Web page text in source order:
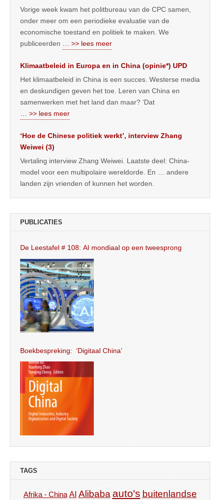
Vorige week kwam het politbureau van de CPC samen,
onder meer om een periodieke evaluatie van de
economische toestand en politiek te maken. We
publiceerden … >> lees meer
Klimaatbeleid in Europa en in China (opinie*) UPD
Het klimaatbeleid in China is een succes. Westerse media
en deskundigen geven het toe. Leren van China en
samenwerken met het land dan maar? ‘Dat
… >> lees meer
‘Hoe de Chinese politiek werkt’, interview Zhang
Weiwei (3)
Vertaling interview Zhang Weiwei. Laatste deel: China-
model voor een multipolaire wereldorde. En … andere
landen zijn vrienden of kunnen het worden.
PUBLICATIES
De Leestafel # 108: AI mondiaal op een tweesprong
Boekbespreking: ‘Digitaal China’
TAGS
Afrika - China AI Alibaba auto's buitenlandse